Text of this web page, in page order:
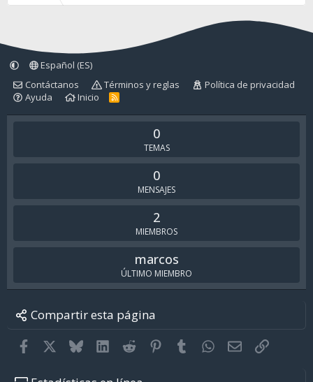
Español (ES)
Contáctanos
Términos y reglas
Política de privacidad
Ayuda
Inicio
R
S
0
TEMAS
0
MENSAJES
2
MIEMBROS
marcos
ÚLTIMO MIEMBRO
Compartir esta página
Facebook BlueskyLinkedInReddit Pinterest
Tumblr WhatsApp
EmailEnlace